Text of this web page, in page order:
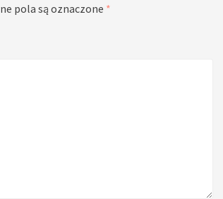
pola są oznaczone *